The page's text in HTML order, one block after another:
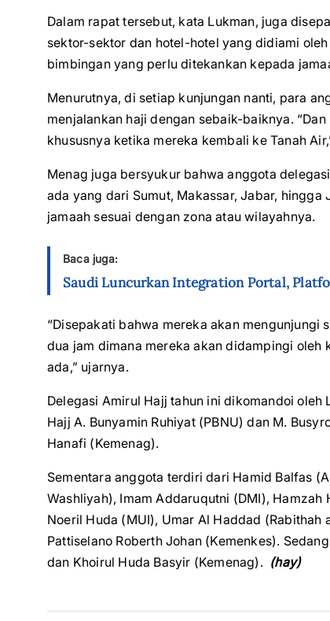
Dalam rapat tersebut, kata Lukman, juga
sektor-sektor dan hotel-hotel yang didiami
bimbingan yang perlu ditekankan kepada
Menurutnya, di setiap kunjungan nanti, para
menjalankan haji dengan sebaik-baiknya.
khususnya ketika mereka kembali ke Tanah
Menag juga bersyukur bahwa anggota
ada yang dari Sumut, Makassar, Jabar,
jamaah sesuai dengan zona atau wilayahnya.
Baca juga:
Saudi Luncurkan Integration Portal,
“Disepakati bahwa mereka akan
dua jam dimana mereka akan didampingi
ada,” ujarnya.
Delegasi Amirul Hajj tahun ini dikomandoi
Hajj A. Bunyamin Ruhiyat (PBNU) dan M.
Hanafi (Kemenag).
Sementara anggota terdiri dari Hamid Balfas
Washliyah), Imam Addaruqutni (DMI),
Noeril Huda (MUI), Umar Al Haddad
Pattiselano Roberth Johan (Kemenkes).
dan Khoirul Huda Basyir (Kemenag). (hay)